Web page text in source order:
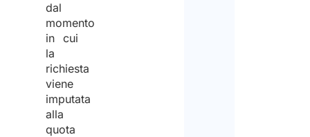
dal
momento
in cui
la
richiesta
viene
imputata
alla
quota